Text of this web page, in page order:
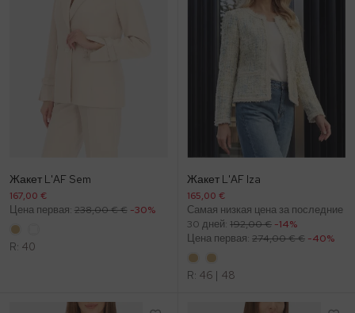
Жакет L'AF Sem
167,00 €
Цена первая: 238,00 € € -30%
R: 40
Жакет L'AF Iza
165,00 €
Самая низкая цена за последние
30 дней:192,00 € -14%
Цена первая:274,00 € € -40%
R: 46 | 48